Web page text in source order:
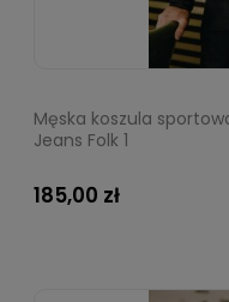
Męska koszula
Jeans Folk 1
185,00 zł